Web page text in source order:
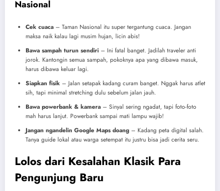
Nasional
Cek cuaca – Taman Nasional itu super tergantung cuaca. Jangan
maksa naik kalau lagi musim hujan, licin abis!
Bawa sampah turun sendiri – Ini fatal banget. Jadilah traveler anti
jorok. Kantongin semua sampah, pokoknya apa yang dibawa masuk,
harus dibawa keluar lagi.
Siapkan fisik – Jalan setapak kadang curam banget. Nggak harus atlet
sih, tapi minimal stretching dulu sebelum jalan jauh.
Bawa powerbank & kamera – Sinyal sering ngadat, tapi foto-foto
mah harus lanjut. Powerbank sampai mati lampu wajib!
Jangan ngandelin Google Maps doang – Kadang peta digital salah.
Tanya guide lokal atau warga setempat itu justru bisa jadi cerita seru.
Lolos dari Kesalahan Klasik Para
Pengunjung Baru